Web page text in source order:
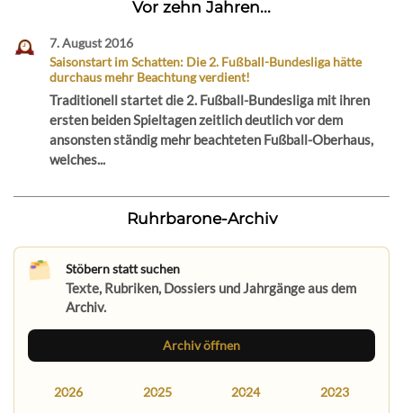
Vor zehn Jahren...
7. August 2016
Saisonstart im Schatten: Die 2. Fußball-Bundesliga hätte
durchaus mehr Beachtung verdient!
Traditionell startet die 2. Fußball-Bundesliga mit ihren
ersten beiden Spieltagen zeitlich deutlich vor dem
ansonsten ständig mehr beachteten Fußball-Oberhaus,
welches...
Ruhrbarone-Archiv
Stöbern statt suchen
Texte, Rubriken, Dossiers und Jahrgänge aus dem
Archiv.
Archiv öffnen
2026 2025 2024 2023